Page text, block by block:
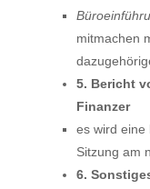
mitmachen
5. Bericht
Finanzer
es wird eine
Sitzung am
6.